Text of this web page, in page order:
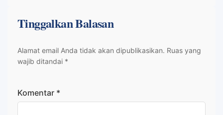
Tinggalkan Balasan
Alamat email Anda tidak akan dipublikasikan. Ruas yang
wajib ditandai *
Komentar *